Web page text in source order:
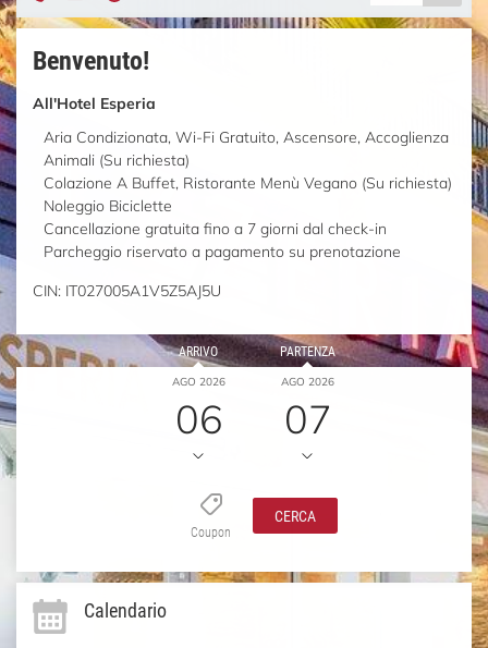
Benvenuto!
All'Hotel Esperia
Aria Condizionata, Wi-Fi Gratuito, Ascensore, Accoglienza
Animali (Su richiesta)
Colazione A Buffet, Ristorante Menù Vegano (Su richiesta)
Noleggio Biciclette
Cancellazione gratuita fino a 7 giorni dal check-in
Parcheggio riservato a pagamento su prenotazione
CIN: IT027005A1V5Z5AJ5U
ARRIVO
AGO 2026
06
PARTENZA
AGO 2026
07
Coupon
CERCA
Calendario